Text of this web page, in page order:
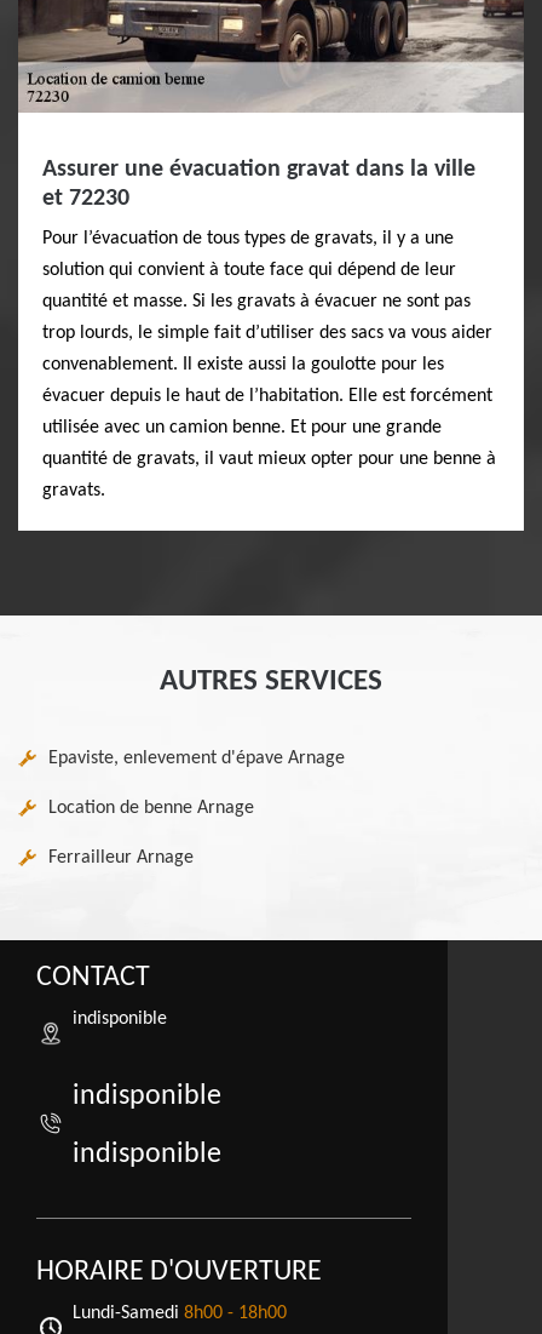
Assurer une évacuation gravat dans la ville
et 72230
Pour l’évacuation de tous types de gravats, il y a une
solution qui convient à toute face qui dépend de leur
quantité et masse. Si les gravats à évacuer ne sont pas
trop lourds, le simple fait d’utiliser des sacs va vous aider
convenablement. Il existe aussi la goulotte pour les
évacuer depuis le haut de l’habitation. Elle est forcément
utilisée avec un camion benne. Et pour une grande
quantité de gravats, il vaut mieux opter pour une benne à
gravats.
AUTRES SERVICES
Epaviste, enlevement d'épave Arnage
Location de benne Arnage
Ferrailleur Arnage
CONTACT
indisponible
indisponible
indisponible
HORAIRE D'OUVERTURE
Lundi-Samedi 8h00 - 18h00